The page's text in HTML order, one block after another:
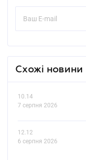
Схожі новини
10.14
7 серпня 2026
12.12
6 серпня 2026